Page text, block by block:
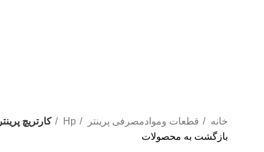
خانه قطعات وموادمصرفی پرینتر Hp
کارتریچ پرینتر2055اچ پی HP 05A/80A
بازگشت به محصولات